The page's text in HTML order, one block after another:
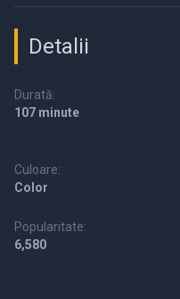
Detalii
Durată:
107 minute
Culoare:
Color
Popularitate:
6,580